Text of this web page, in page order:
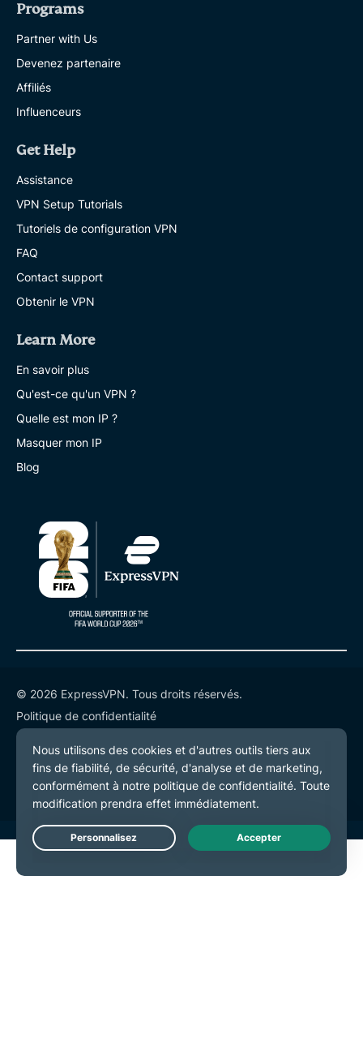
Programs
Partner with Us
Devenez partenaire
Affiliés
Influenceurs
Get Help
Assistance
VPN Setup Tutorials
Tutoriels de configuration VPN
FAQ
Contact support
Obtenir le VPN
Learn More
En savoir plus
Qu'est-ce qu'un VPN ?
Quelle est mon IP ?
Masquer mon IP
Blog
© 2026 ExpressVPN. Tous droits réservés.
Politique de confidentialité
Conditions de service
Préférences de cookies
Live Chat